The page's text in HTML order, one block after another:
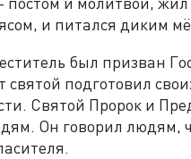
и питался диким
был призван
святой подготовил
Святой Пророк и
Он говорил людям,